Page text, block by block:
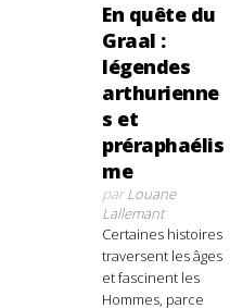
En quête du
Graal :
légendes
arthurienne
s et
préraphaélis
me
parLouane
Lallemant
Certaines histoires
traversent les âges
et fascinent les
Hommes, parce